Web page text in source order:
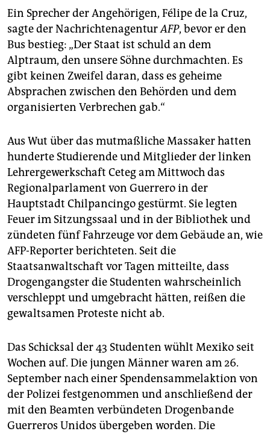
Ein Sprecher der Angehörigen, Félipe de la Cruz,
sagte der NachrichtenagenturAFP, bevor er den
Bus bestieg: „Der Staat ist schuld an dem
Alptraum, den unsere Söhne durchmachten. Es
gibt keinen Zweifel daran, dass es geheime
Absprachen zwischen den Behörden und dem
organisierten Verbrechen gab.“
Aus Wut über das mutmaßliche Massaker hatten
hunderte Studierende und Mitglieder der linken
Lehrergewerkschaft Ceteg am Mittwoch das
Regionalparlament von Guerrero in der
Hauptstadt Chilpancingo gestürmt. Sie legten
Feuer im Sitzungssaal und in der Bibliothek und
zündeten fünf Fahrzeuge vor dem Gebäude an, wie
AFP-Reporter berichteten. Seit die
Staatsanwaltschaft vor Tagen mitteilte, dass
Drogengangster die Studenten wahrscheinlich
verschleppt und umgebracht hätten, reißen die
gewaltsamen Proteste nicht ab.
Das Schicksal der 43 Studenten wühlt Mexiko seit
Wochen auf. Die jungen Männer waren am 26.
September nach einer Spendensammelaktion von
der Polizei festgenommen und anschließend der
mit den Beamten verbündeten Drogenbande
Guerreros Unidos übergeben worden. Die